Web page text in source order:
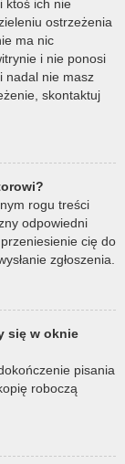
ktoś ich nie
ostrzeżenia
ma nic
i nie ponosi
nadal nie masz
skontaktuj
rogu treści
odpowiedni
cię do
zgłoszenia.
się w oknie
pisania
roboczą